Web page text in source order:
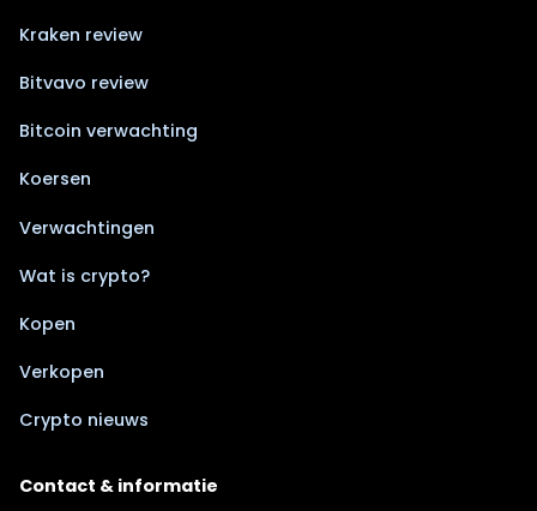
Kraken review
Bitvavo review
Bitcoin verwachting
Koersen
Verwachtingen
Wat is crypto?
Kopen
Verkopen
Crypto nieuws
Contact & informatie